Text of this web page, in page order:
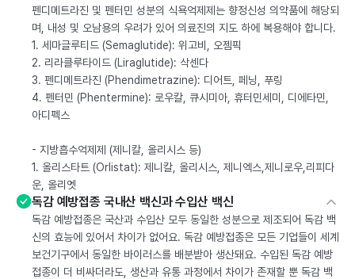
펜디메트라진 및 펜터민 성분의 식욕억제제는 향정신성 의약품에 해당되
며, 내성 및 오남용의 우려가 있어 의료진의 지도 하에 복용해야 합니다.
1. 세마글루티드 (Semaglutide): 위고비, 오젬픽
2. 리라클루타이드 (Liraglutide): 삭센다
3. 펜디메트라진 (Phendimetrazine): 디어트, 페닝, 푸링
4. 펜터민 (Phentermine): 로우칼, 큐시미아, 휴터민세미, 디에타민,
아디펙스
- 지방흡수억제제 (제니칼, 올리시스 등)
1. 올리스타트 (Orlistat): 제니칼, 올리시스, 제니엑스,제니로우,리피다
운, 올리엣
독감 예방접종 국내산 백신과 수입산 백신
독감 예방접종은 국산과 수입산 모두 동일한 성분으로 제조되어 독감 백
신의 효능에 있어서 차이가 없어요. 독감 예방접종은 모든 기업들이 세계
보건기구에서 동일한 바이러스를 배분받아 생산돼요. 수입된 독감 예방
접종이 더 비싸더라도, 생산과 유통 과정에서 차이가 존재할 뿐 독감 백